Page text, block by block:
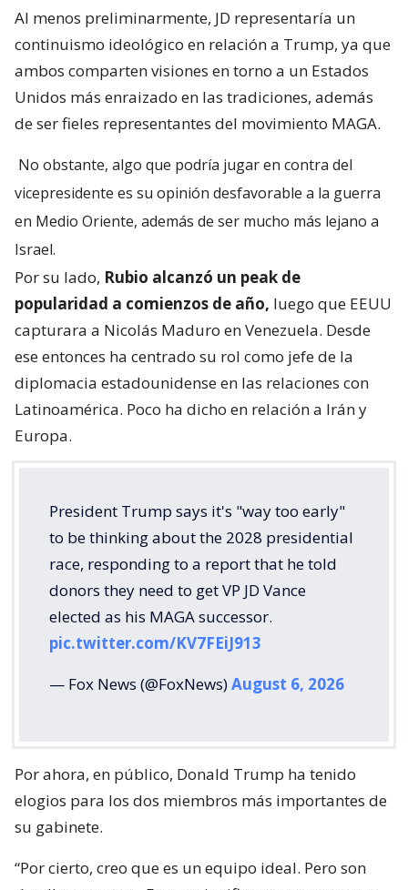
Al menos preliminarmente, JD representaría un
continuismo ideológico en relación a Trump, ya que
ambos comparten visiones en torno a un Estados
Unidos más enraizado en las tradiciones, además
de ser fieles representantes del movimiento MAGA.
No obstante, algo que podría jugar en contra del
vicepresidente es su opinión desfavorable a la guerra
en Medio Oriente, además de ser mucho más lejano a
Israel.
Por su lado, Rubio alcanzó un peak de
popularidad a comienzos de año, luego que EEUU
capturara a Nicolás Maduro en Venezuela. Desde
ese entonces ha centrado su rol como jefe de la
diplomacia estadounidense en las relaciones con
Latinoamérica. Poco ha dicho en relación a Irán y
Europa.
President Trump says it's "way too early"
to be thinking about the 2028 presidential
race, responding to a report that he told
donors they need to get VP JD Vance
elected as his MAGA successor.
pic.twitter.com/KV7FEiJ913
— Fox News (@FoxNews)August 6, 2026
Por ahora, en público, Donald Trump ha tenido
elogios para los dos miembros más importantes de
su gabinete.
“Por cierto, creo que es un equipo ideal. Pero son